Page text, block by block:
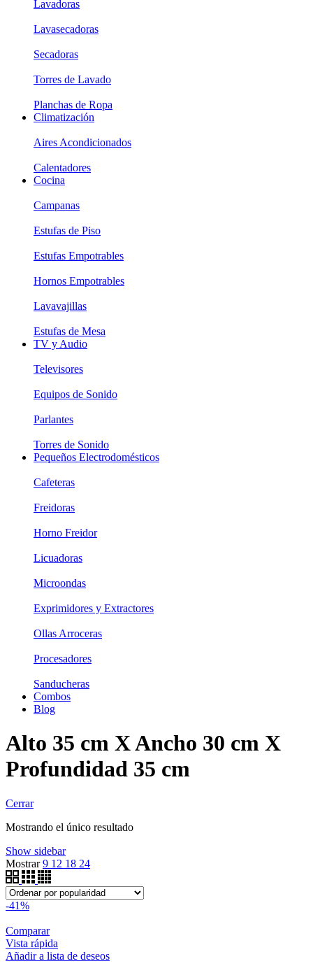
Lavadoras
Lavasecadoras
Secadoras
Torres de Lavado
Planchas de Ropa
Climatización
Aires Acondicionados
Calentadores
Cocina
Campanas
Estufas de Piso
Estufas Empotrables
Hornos Empotrables
Lavavajillas
Estufas de Mesa
TV y Audio
Televisores
Equipos de Sonido
Parlantes
Torres de Sonido
Pequeños Electrodomésticos
Cafeteras
Freidoras
Horno Freidor
Licuadoras
Microondas
Exprimidores y Extractores
Ollas Arroceras
Procesadores
Sanducheras
Combos
Blog
Alto 35 cm X Ancho 30 cm X
Profundidad 35 cm
Cerrar
Mostrando el único resultado
Show sidebar
Mostrar9 12 18 24
-41%
Comparar
Vista rápida
Añadir a lista de deseos